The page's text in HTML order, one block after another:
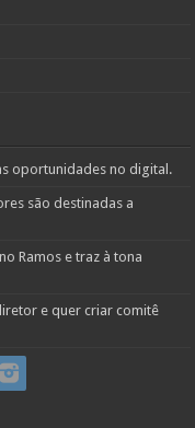
oportunidades no digital.
são destinadas a
Ramos e traz à tona
e quer criar comitê